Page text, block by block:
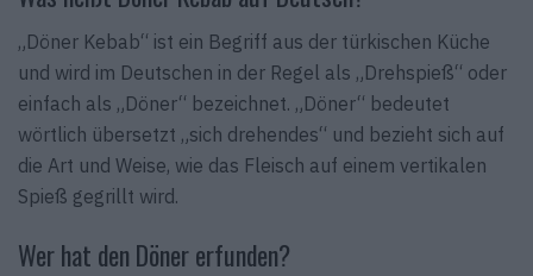
„Döner Kebab“ ist ein Begriff aus der türkischen Küche
und wird im Deutschen in der Regel als „Drehspieß“ oder
einfach als „Döner“ bezeichnet. „Döner“ bedeutet
wörtlich übersetzt „sich drehendes“ und bezieht sich auf
die Art und Weise, wie das Fleisch auf einem vertikalen
Spieß gegrillt wird.
Wer hat den Döner erfunden?